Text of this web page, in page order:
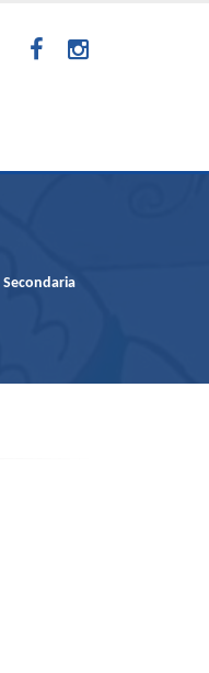
Secondaria